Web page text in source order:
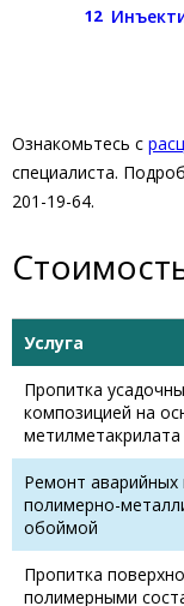
12
Ознакомьтесь с
специалиста.
201-19-64.
Услуга
Пропитка
композицией на
Ремонт аварийных
полимерно-
обоймой
Пропитка
полимерными